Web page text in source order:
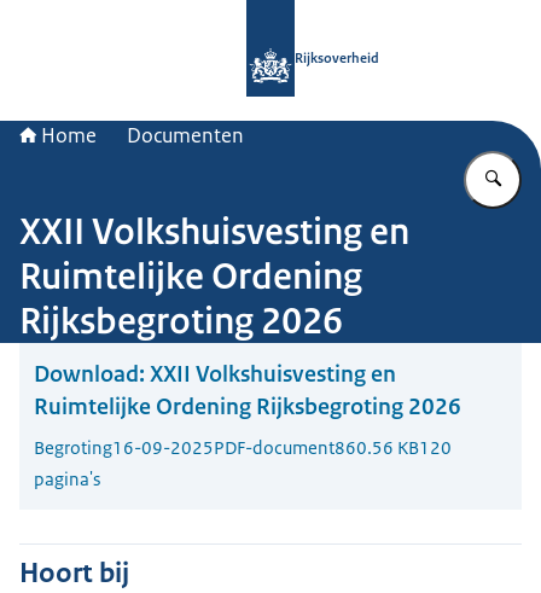
Rijksoverheid
Home Documenten
XXII Volkshuisvesting en
Ruimtelijke Ordening
Rijksbegroting 2026
Download: XXII Volkshuisvesting en
Ruimtelijke Ordening Rijksbegroting 2026
Begroting16-09-2025PDF-document860.56 KB120
pagina's
Hoort bij